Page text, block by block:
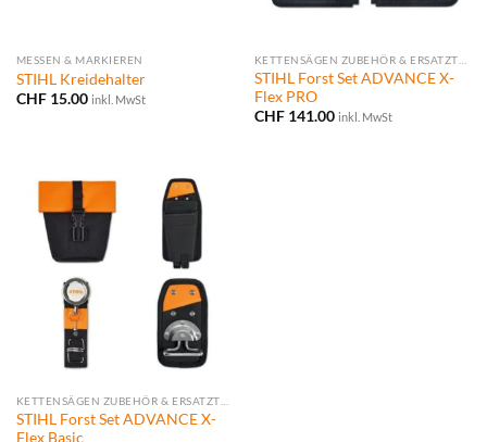
MESSEN & MARKIEREN
STIHL Kreidehalter
CHF15.00 inkl. MwSt
STIHL Forst Set ADVANCE X-
Flex PRO
CHF141.00 inkl. MwSt
STIHL Forst Set ADVANCE X-
Flex Basic